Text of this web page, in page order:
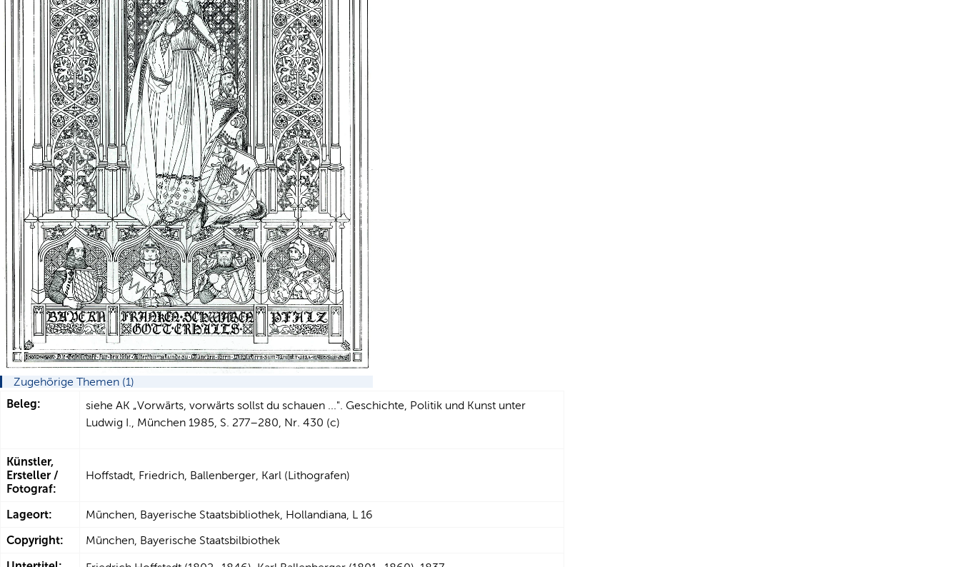
Zugehörige Themen (1)
Beleg:
siehe AK „Vorwärts, vorwärts sollst du schauen ...". Geschichte, Politik und Kunst unter
Ludwig I., München 1985, S. 277–280, Nr. 430 (c)
Künstler,
Ersteller /
Fotograf:
Hoffstadt, Friedrich, Ballenberger, Karl (Lithografen)
Lageort: München, Bayerische Staatsbibliothek, Hollandiana, L 16
Copyright: München, Bayerische Staatsbilbiothek